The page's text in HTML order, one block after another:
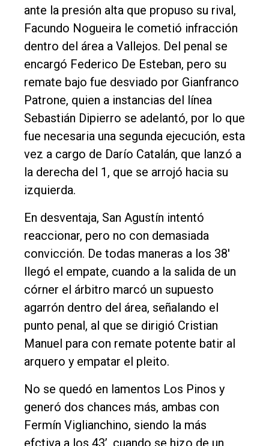
Contacto
ante la presión alta que propuso su rival,
Facundo Nogueira le cometió infracción
dentro del área a Vallejos. Del penal se
encargó Federico De Esteban, pero su
remate bajo fue desviado por Gianfranco
Patrone, quien a instancias del línea
Sebastián Dipierro se adelantó, por lo que
fue necesaria una segunda ejecución, esta
vez a cargo de Darío Catalán, que lanzó a
la derecha del 1, que se arrojó hacia su
izquierda.
En desventaja, San Agustín intentó
reaccionar, pero no con demasiada
convicción. De todas maneras a los 38'
llegó el empate, cuando a la salida de un
córner el árbitro marcó un supuesto
agarrón dentro del área, señalando el
punto penal, al que se dirigió Cristian
Manuel para con remate potente batir al
arquero y empatar el pleito.
No se quedó en lamentos Los Pinos y
generó dos chances más, ambas con
Fermín Viglianchino, siendo la más
efctiva a los 43’, cuando se hizo de un